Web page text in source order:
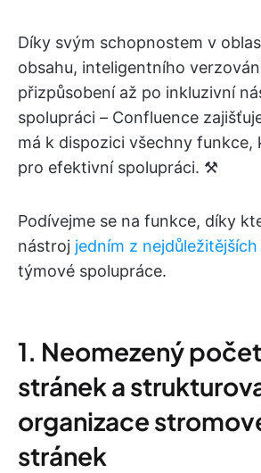
Díky svým schopnostem v
obsahu, inteligentního
přizpůsobení až po inkluzivní
spolupráci – Confluence
má k dispozici všechny funkce,
pro efektivní spolupráci. ⚒️
Podívejme se na funkce, díky
nástroj jedním z
týmové spolupráce.
1. Neomezený
stránek a
organizace
stránek